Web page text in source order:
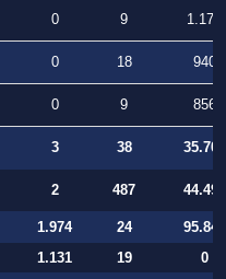
0 9
1.178
0 18
940
0 9
856
3 38
35.709
2 487 44.497
1.974 24
95.847
1.131 19
0